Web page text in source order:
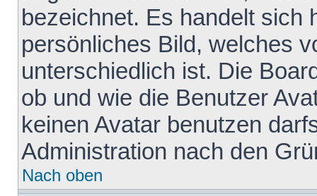
bezeichnet. Es handelt sich
persönliches Bild, welches
unterschiedlich ist. Die
ob und wie die Benutzer
keinen Avatar benutzen
Administration nach den
Nach oben